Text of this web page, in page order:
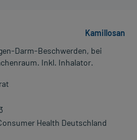
Kamillosan
Darm-Beschwerden, bei
Inkl. Inhalator.
Health Deutschland